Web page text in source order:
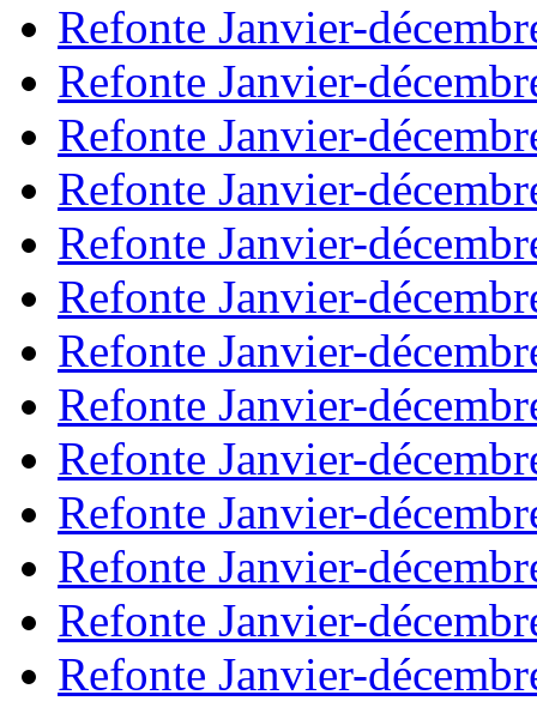
Refonte Janvier-
Refonte Janvier-
Refonte Janvier-
Refonte Janvier-
Refonte Janvier-
Refonte Janvier-
Refonte Janvier-
Refonte Janvier-
Refonte Janvier-
Refonte Janvier-
Refonte Janvier-
Refonte Janvier-
Refonte Janvier-